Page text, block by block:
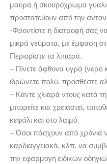
μαύρα ή σκουρόχρωμα
προστατεύουν από την
-Φροντίστε η διατροφή σας
μικρά γεύματα, με έμφαση
Περιορίστε τα λιπαρά.
– Πίνετε άφθονα υγρά (νερό
ιδρώνετε πολύ, προσθέστε
– Κάντε χλιαρά ντους κατά
μπορείτε και χρειαστεί,
κεφάλι και στο λαιμό.
– Όσοι πάσχουν από χρόνια
καρδιαγγειακά, κλπ. να
την εφαρμογή ειδικών